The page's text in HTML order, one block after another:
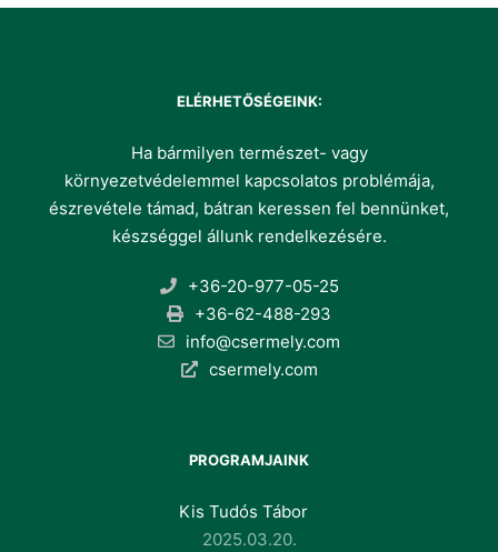
ELÉRHETŐSÉGEINK:
Ha bármilyen természet- vagy
környezetvédelemmel kapcsolatos problémája,
észrevétele támad, bátran keressen fel bennünket,
készséggel állunk rendelkezésére.
+36-20-977-05-25
+36-62-488-293
info@csermely.com
csermely.com
PROGRAMJAINK
Kis Tudós Tábor
2025.03.20.